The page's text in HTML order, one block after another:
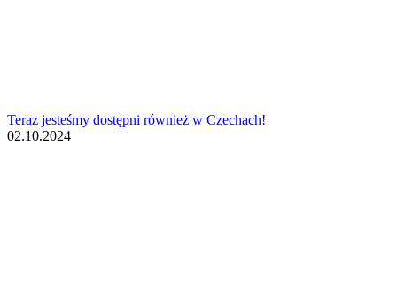
Teraz jesteśmy dostępni również w Czechach!
02.10.2024